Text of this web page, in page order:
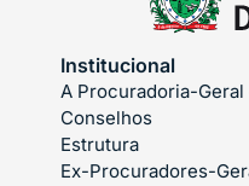
Institucional
A Procuradoria-Geral
Conselhos
Estrutura
Ex-Procuradores-